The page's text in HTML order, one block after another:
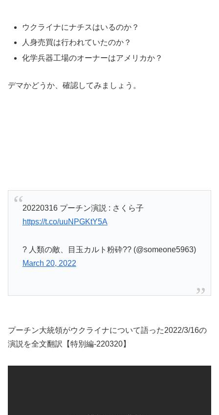
ウクライナにナチスはいるのか？
人身売買は行われていたのか？
化学兵器工場のオーナーはアメリカか？
デマかどうか、確認してみましょう。
20220316 プーチン演説 : さくら子
https://t.co/uuNPGKtY5A
? 人類の敵、目玉カルト粉砕?? (@someone5963)
March 20, 2022
プーチン大統領がウクライナについて語った2022/3/16の
演説を全文翻訳【特別編-220320】